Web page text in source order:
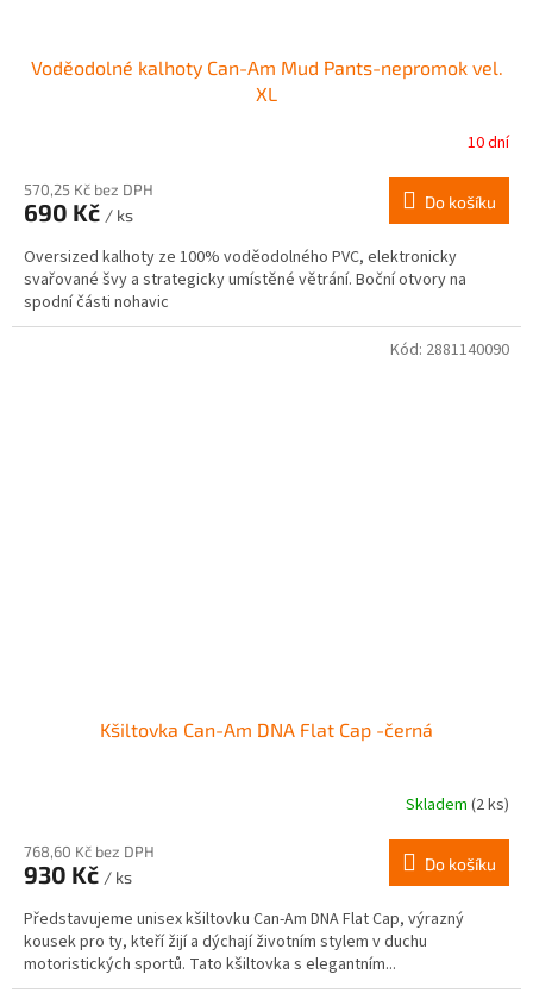
Voděodolné kalhoty Can-Am Mud Pants-nepromok vel.
XL
10 dní
570,25 Kč bez DPH
690 Kč / ks
Do košíku
Oversized kalhoty ze 100% voděodolného PVC, elektronicky
svařované švy a strategicky umístěné větrání. Boční otvory na
spodní části nohavic
Kšiltovka Can-Am DNA Flat Cap -černá
Skladem (2 ks)
768,60 Kč bez DPH
930 Kč / ks
Do košíku
Představujeme unisex kšiltovku Can-Am DNA Flat Cap, výrazný
kousek pro ty, kteří žijí a dýchají životním stylem v duchu
motoristických sportů. Tato kšiltovka s elegantním...
Kód: 2881140090